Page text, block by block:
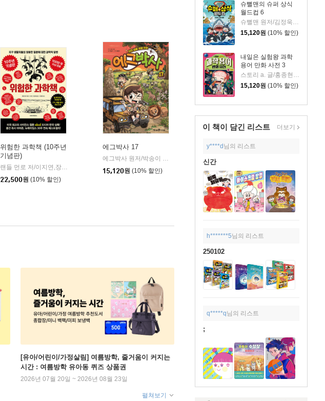
슈뻘맨의 슈퍼 상식
월드컵 6
슈뻘맨 원저/김정욱 글/이혜림 그림/권경아,샌드박스네트워크 감수
15,120원 (10% 할인)
내일은 실험왕 과학
용어 만화 사전 3
스토리 a. 글/홍종현 그림/박완규,이정모 감수
15,120원 (10% 할인)
이 책이 담긴 리스트 더보기
y****d 님의 리스트
신간
h*******5님의 리스트
250102
q*****q님의 리스트
;
위험한 과학책 (10주년
기념판)
랜들 먼로 저/이지연,장영재 공역/이명현 감수 | 시공사
22,500원 (10% 할인)
에그박사 17
에그박사 원저/박송이 글/홍종현 그림/김보숙 감수
15,120원 (10% 할인)
[유아/어린이/가정살림] 여름방학, 줄거움이 커지는
시간 : 여름방학 유아동 퀴즈 상품권
2026년 07월 20일 ~ 2026년 08월 23일
펼쳐보기